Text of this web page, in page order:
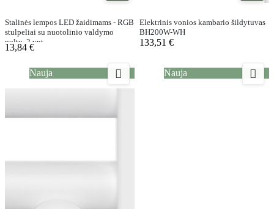
Stalinės lempos LED žaidimams - RGB
stulpeliai su nuotolinio valdymo
pultu, 2 vnt
13,84 €
Elektrinis vonios kambario šildytuvas
BH200W-WH
133,51 €
Nauja  Nauja 